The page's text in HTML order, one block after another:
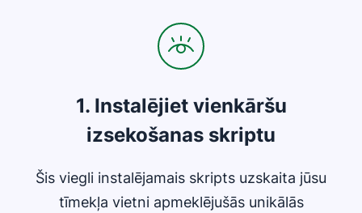
1. Instalējiet vienkāršu
izsekošanas skriptu
Šis viegli instalējamais skripts uzskaita jūsu
tīmekļa vietni apmeklējušās unikālās